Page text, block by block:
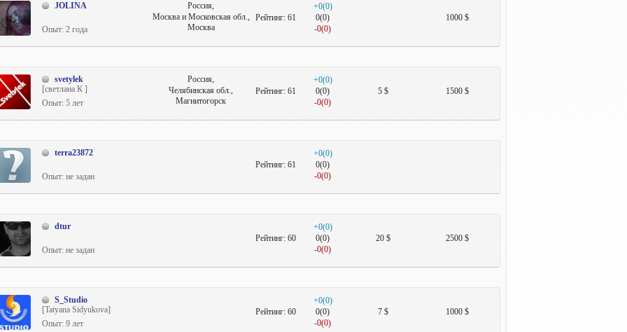
JOLINA
Опыт: 2 года
1000 $
+0(0)
0(0)
-0(0)
Рейтинг:61
Россия,
Москва и Московская обл.,
Москва
svetylek
[светлана К ]
Опыт: 5 лет
1500 $
5 $
+0(0)
0(0)
-0(0)
Рейтинг:61
Россия,
Челябинская обл.,
Магнитогорск
terra23872
Опыт: не задан
+0(0)
0(0)
-0(0)
Рейтинг:61
dtur
Опыт: не задан
2500 $
20 $
+0(0)
0(0)
-0(0)
Рейтинг:60
S_Studio
[Tatyana Sidyukova]
Опыт: 9 лет
1000 $
7 $
+0(0)
0(0)
-0(0)
Рейтинг:60